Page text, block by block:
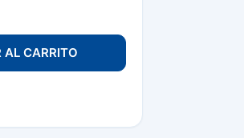
AL CARRITO